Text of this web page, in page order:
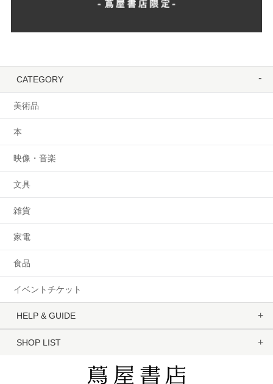
CATEGORY
美術品
本
映像・音楽
文具
雑貨
家電
食品
イベントチケット
HELP & GUIDE
SHOP LIST